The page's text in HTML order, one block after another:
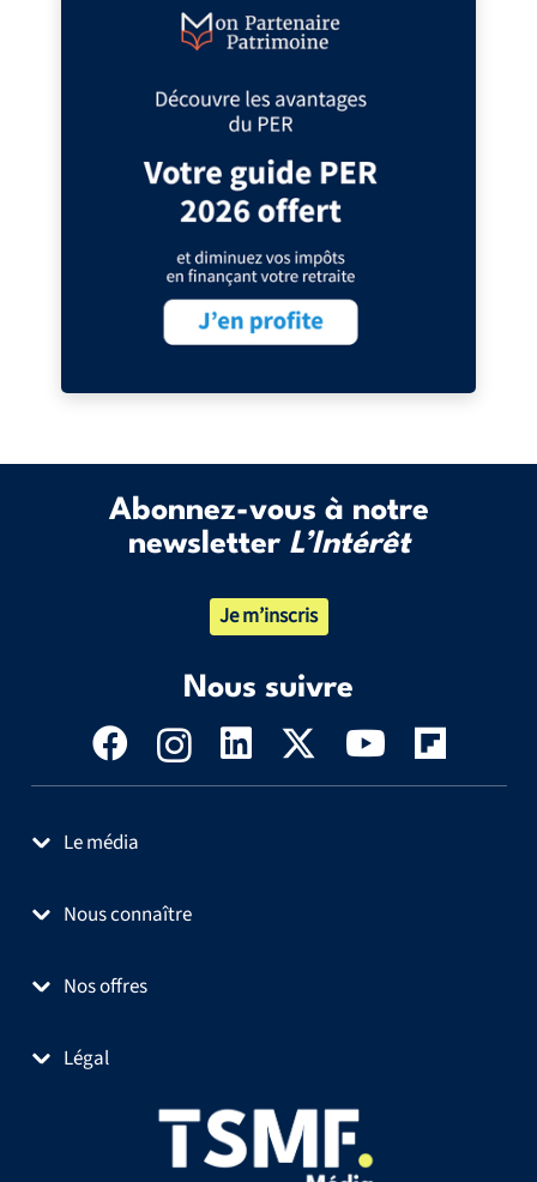
Abonnez-vous à notre
newsletter L’Intérêt
Je m’inscris
Nous suivre
Le média
Nous connaître
Nos offres
Légal